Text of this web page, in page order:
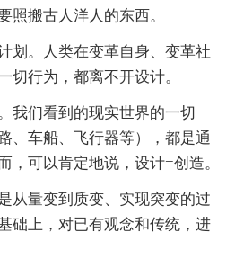
照搬古人洋人的东西。
。人类在变革自身、变革社
切行为，都离不开设计。
们看到的现实世界的一切
、车船、飞行器等），都是通
，可以肯定地说，设计=创造。
量变到质变、实现突变的过
础上，对已有观念和传统，进